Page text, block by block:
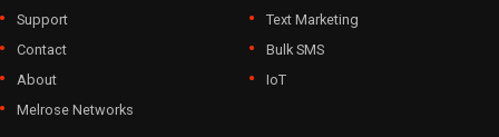
Support
Contact
About
Melrose Networks
Text Marketing
Bulk SMS
IoT